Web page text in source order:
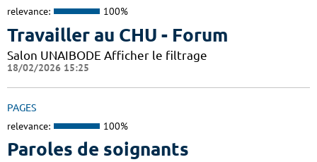
relevance: 100%
Travailler au CHU - Forum
Salon UNAIBODE Afficher le filtrage
18/02/2026 15:25
PAGES
relevance: 100%
Paroles de soignants